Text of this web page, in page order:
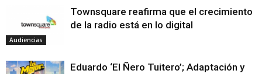
Audiencias
Townsquare reafirma que el crecimiento
de la radio está en lo digital
Eduardo ‘El Ñero Tuitero’; Adaptación y